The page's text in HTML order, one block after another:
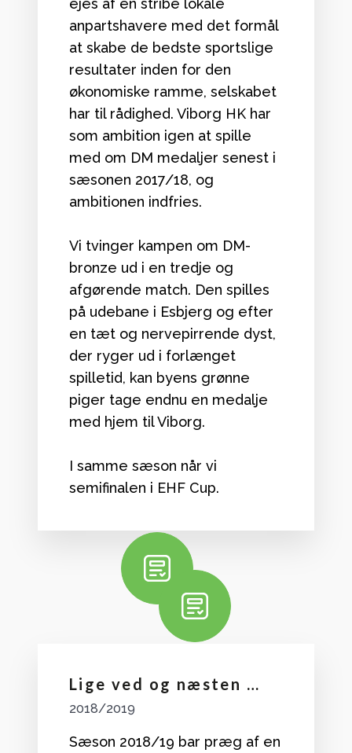
ejes af en stribe lokale
anpartshavere med det formål
at skabe de bedste sportslige
resultater inden for den
økonomiske ramme, selskabet
har til rådighed. Viborg HK har
som ambition igen at spille
med om DM medaljer senest i
sæsonen 2017/18, og
ambitionen indfries.
Vi tvinger kampen om DM-
bronze ud i en tredje og
afgørende match. Den spilles
på udebane i Esbjerg og efter
en tæt og nervepirrende dyst,
der ryger ud i forlænget
spilletid, kan byens grønne
piger tage endnu en medalje
med hjem til Viborg.
I samme sæson når vi
semifinalen i EHF Cup.
Lige ved og næsten …
2018/2019
Sæson 2018/19 bar præg af en